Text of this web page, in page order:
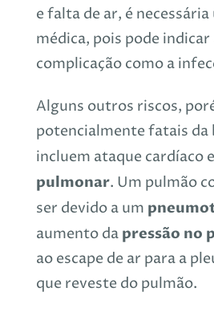
e falta de ar, é necessária
médica, pois pode
complicação como a
Alguns outros riscos,
potencialmente fatais da
incluem ataque cardíaco e
pulmonar. Um pulmão
ser devido a um
aumento da pressão no
ao escape de ar para a
que reveste do pulmão.